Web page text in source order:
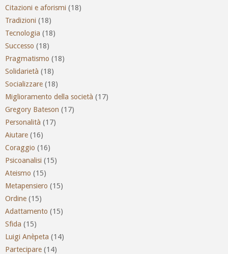
Citazioni e aforismi (18)
Tradizioni (18)
Tecnologia (18)
Successo (18)
Pragmatismo (18)
Solidarietà (18)
Socializzare (18)
Miglioramento della società (17)
Gregory Bateson (17)
Personalità (17)
Aiutare (16)
Coraggio (16)
Psicoanalisi (15)
Ateismo (15)
Metapensiero (15)
Ordine (15)
Adattamento (15)
Sfida (15)
Luigi Anèpeta (14)
Partecipare (14)